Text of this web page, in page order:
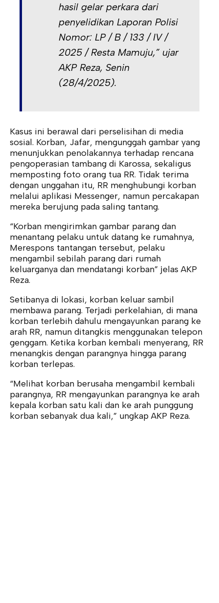
hasil gelar perkara dari
penyelidikan Laporan Polisi
Nomor: LP / B / 133 / IV /
2025 / Resta Mamuju,” ujar
AKP Reza, Senin
(28/4/2025).
Kasus ini berawal dari perselisihan di media
sosial. Korban, Jafar, mengunggah gambar yang
menunjukkan penolakannya terhadap rencana
pengoperasian tambang di Karossa, sekaligus
memposting foto orang tua RR. Tidak terima
dengan unggahan itu, RR menghubungi korban
melalui aplikasi Messenger, namun percakapan
mereka berujung pada saling tantang.
“Korban mengirimkan gambar parang dan
menantang pelaku untuk datang ke rumahnya,
Merespons tantangan tersebut, pelaku
mengambil sebilah parang dari rumah
keluarganya dan mendatangi korban” jelas AKP
Reza.
Setibanya di lokasi, korban keluar sambil
membawa parang. Terjadi perkelahian, di mana
korban terlebih dahulu mengayunkan parang ke
arah RR, namun ditangkis menggunakan telepon
genggam. Ketika korban kembali menyerang, RR
menangkis dengan parangnya hingga parang
korban terlepas.
“Melihat korban berusaha mengambil kembali
parangnya, RR mengayunkan parangnya ke arah
kepala korban satu kali dan ke arah punggung
korban sebanyak dua kali,” ungkap AKP Reza.